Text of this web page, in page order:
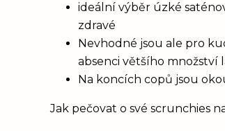
ideální výběr úzké
zdravé
Nevhodné jsou ale pro
absenci většího množství
Na koncích copů jsou
Jak pečovat o své scrunchies